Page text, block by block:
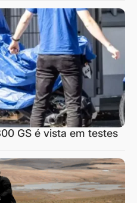
GS é vista em testes